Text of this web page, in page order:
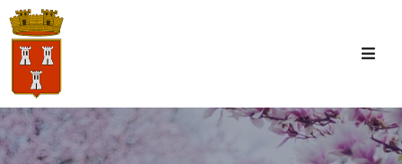
Accueil
La
Commune